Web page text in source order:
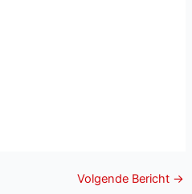
Volgende Bericht →